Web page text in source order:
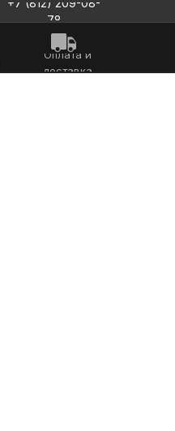
+7 (812) 209-08-
78
Оплата и
доставка